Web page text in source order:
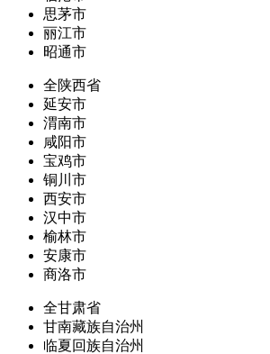
思茅市
丽江市
昭通市
全陕西省
延安市
渭南市
咸阳市
宝鸡市
铜川市
西安市
汉中市
榆林市
安康市
商洛市
全甘肃省
甘南藏族自治州
临夏回族自治州